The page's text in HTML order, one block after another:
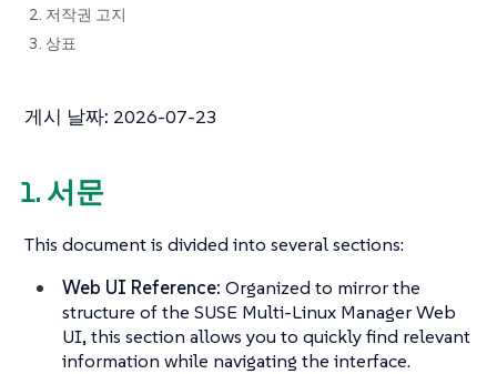
2. 저작권 고지
3. 상표
게시 날짜: 2026-07-23
1. 서문
This document is divided into several sections:
Web UI Reference: Organized to mirror the
structure of the SUSE Multi-Linux Manager Web
UI, this section allows you to quickly find relevant
information while navigating the interface.